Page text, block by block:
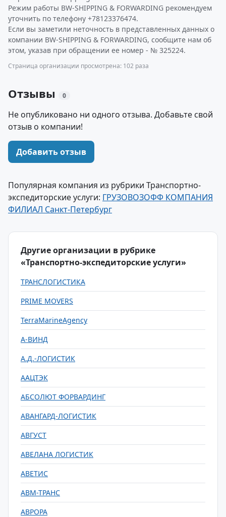
Режим работы BW-SHIPPING & FORWARDING рекомендуем
уточнить по телефону +78123376474.
Если вы заметили неточность в представленных данных о
компании BW-SHIPPING & FORWARDING, сообщите нам об
этом, указав при обращении ее номер - № 325224.
Страница организации просмотрена: 102 раза
Отзывы 0
Не опубликовано ни одного отзыва. Добавьте свой
отзыв о компании!
Добавить отзыв
Популярная компания из рубрики Транспортно-
экспедиторские услуги: ГРУЗОВОЗОФФ КОМПАНИЯ
ФИЛИАЛ Санкт-Петербург
Другие организации в рубрике
«Транспортно-экспедиторские услуги»
ТРАНСЛОГИСТИКА
PRIME MOVERS
TerraMarineAgency
А-ВИНД
А.Д.-ЛОГИСТИК
ААЦТЭК
АБСОЛЮТ ФОРВАРДИНГ
АВАНГАРД-ЛОГИСТИК
АВГУСТ
АВЕЛАНА ЛОГИСТИК
АВЕТИС
АВМ-ТРАНС
АВРОРА